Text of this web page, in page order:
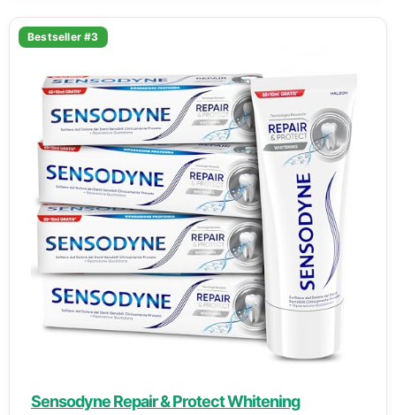
Bestseller #3
Sensodyne Repair & Protect Whitening